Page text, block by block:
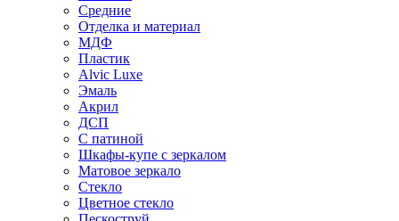
Средние
Отделка и материал
МДФ
Пластик
Alvic Luxe
Эмаль
Акрил
ДСП
С патиной
Шкафы-купе с зеркалом
Матовое зеркало
Стекло
Цветное стекло